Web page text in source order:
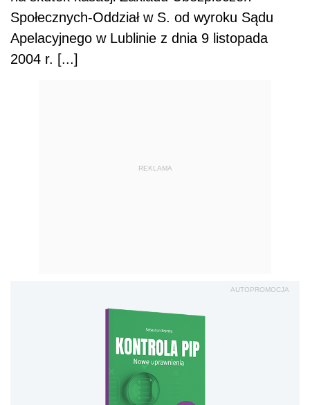
Społecznych-Oddział w S. od wyroku Sądu
Apelacyjnego w Lublinie z dnia 9 listopada
2004 r. [...]
REKLAMA
AUTOPROMOCJA